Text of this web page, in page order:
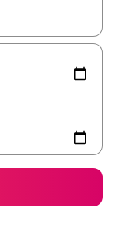
explore-os